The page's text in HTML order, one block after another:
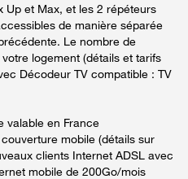
Up et Max, et les 2 répéteurs
de manière séparée
Le nombre de
logement (détails et tarifs
Décodeur TV compatible : TV
valable en France
mobile (détails sur
clients Internet ADSL avec
mobile de 200Go/mois